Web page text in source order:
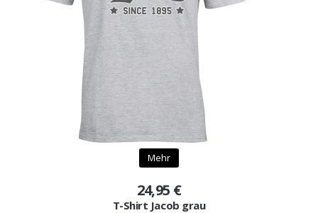
Mehr
24,95 €
T-Shirt Jacob grau